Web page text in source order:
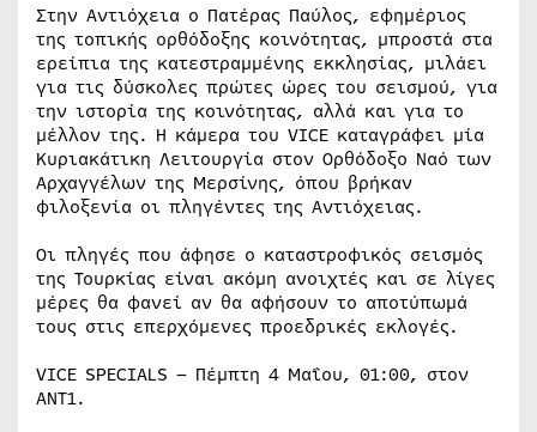
Στην Αντιόχεια ο Πατέρας Παύλος, εφημέριος
της τοπικής ορθόδοξης κοινότητας, μπροστά στα
ερείπια της κατεστραμμένης εκκλησίας, μιλάει
για τις δύσκολες πρώτες ώρες του σεισμού, για
την ιστορία της κοινότητας, αλλά και για το
μέλλον της. Η κάμερα του VICE καταγράφει μία
Κυριακάτικη Λειτουργία στον Ορθόδοξο Ναό των
Αρχαγγέλων της Μερσίνης, όπου βρήκαν
φιλοξενία οι πληγέντες της Αντιόχειας.
Οι πληγές που άφησε ο καταστροφικός σεισμός
της Τουρκίας είναι ακόμη ανοιχτές και σε λίγες
μέρες θα φανεί αν θα αφήσουν το αποτύπωμά
τους στις επερχόμενες προεδρικές εκλογές.
VICE SPECIALS – Πέμπτη 4 Μαΐου, 01:00, στον
ΑΝΤ1.